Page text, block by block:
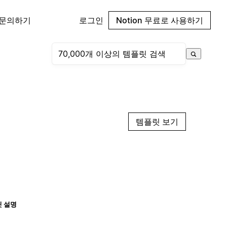
의하기 로그인 Notion 무료로 사용하기
템플릿 보기
설명